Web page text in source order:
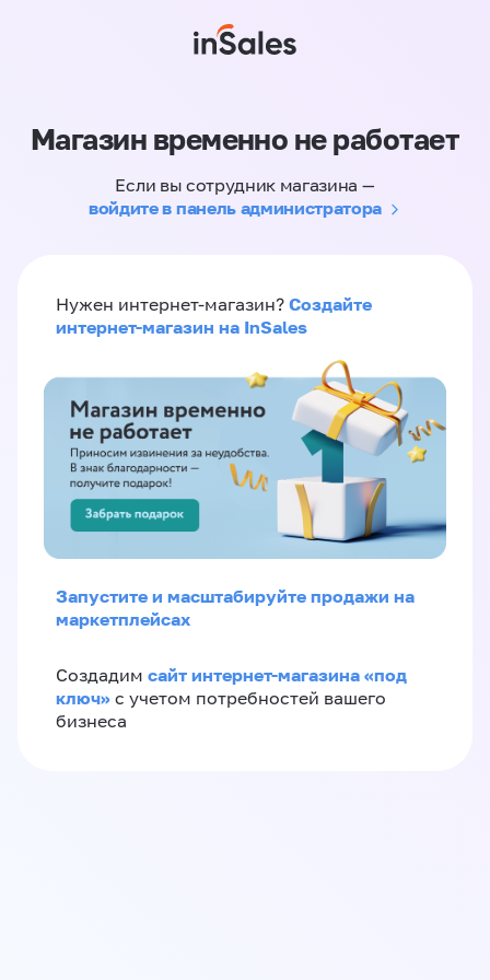
Магазин временно не работает
Если вы сотрудник магазина —
войдите в панель администратора
Нужен интернет-магазин? Создайте
интернет-магазин на InSales
Запустите и масштабируйте продажи на
маркетплейсах
Создадим сайт интернет-магазина «под
ключ» с учетом потребностей вашего
бизнеса